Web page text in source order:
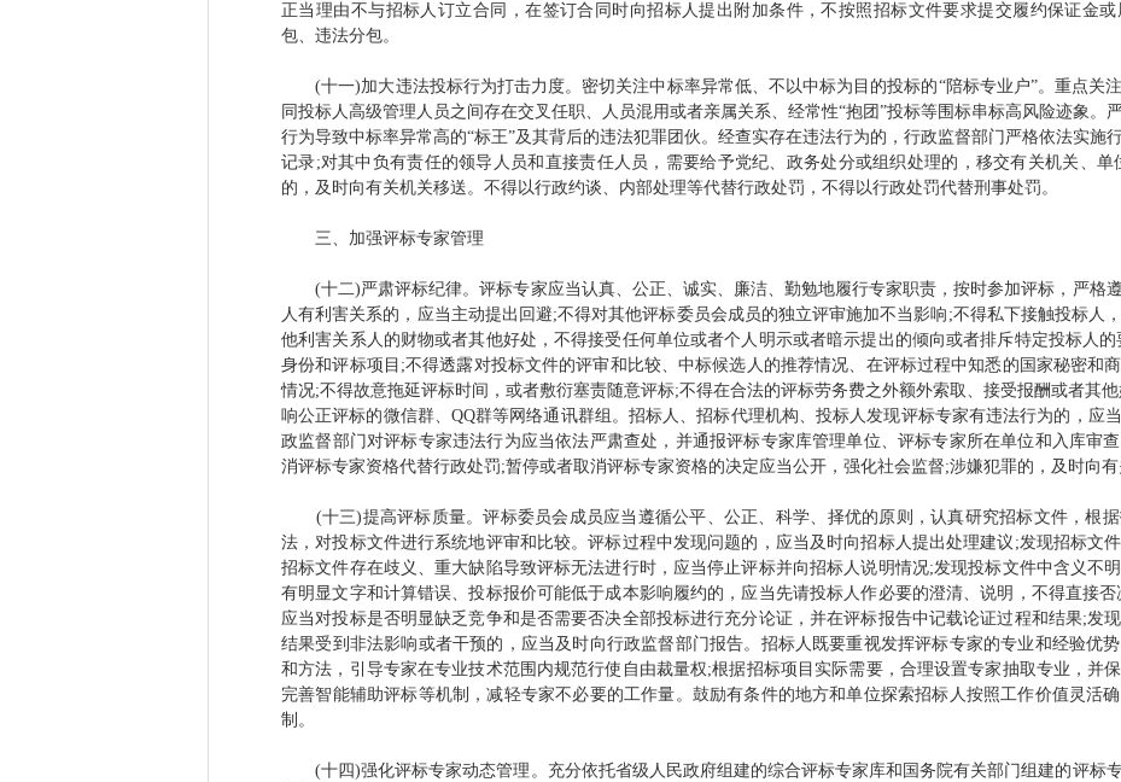
正当理由不与招标人订立合同，在签订合同时向招标人提出附加条件，不按照招标文件要求提交履约保证金
包、违法分包。
(十一)加大违法投标行为打击力度。密切关注中标率异常低、不以中标为目的投标的“陪标专业户”。重点关
同投标人高级管理人员之间存在交叉任职、人员混用或者亲属关系、经常性“抱团”投标等围标串标高风险迹象。
行为导致中标率异常高的“标王”及其背后的违法犯罪团伙。经查实存在违法行为的，行政监督部门严格依法实施
记录;对其中负有责任的领导人员和直接责任人员，需要给予党纪、政务处分或组织处理的，移交有关机关、
的，及时向有关机关移送。不得以行政约谈、内部处理等代替行政处罚，不得以行政处罚代替刑事处罚。
三、加强评标专家管理
(十二)严肃评标纪律。评标专家应当认真、公正、诚实、廉洁、勤勉地履行专家职责，按时参加评标，严格
人有利害关系的，应当主动提出回避;不得对其他评标委员会成员的独立评审施加不当影响;不得私下接触投标人
他利害关系人的财物或者其他好处，不得接受任何单位或者个人明示或者暗示提出的倾向或者排斥特定投标人
身份和评标项目;不得透露对投标文件的评审和比较、中标候选人的推荐情况、在评标过程中知悉的国家秘密和
情况;不得故意拖延评标时间，或者敷衍塞责随意评标;不得在合法的评标劳务费之外额外索取、接受报酬或者其
响公正评标的微信群、QQ群等网络通讯群组。招标人、招标代理机构、投标人发现评标专家有违法行为的，应
政监督部门对评标专家违法行为应当依法严肃查处，并通报评标专家库管理单位、评标专家所在单位和入库审
消评标专家资格代替行政处罚;暂停或者取消评标专家资格的决定应当公开，强化社会监督;涉嫌犯罪的，及时向有
(十三)提高评标质量。评标委员会成员应当遵循公平、公正、科学、择优的原则，认真研究招标文件，根
法，对投标文件进行系统地评审和比较。评标过程中发现问题的，应当及时向招标人提出处理建议;发现招标文
招标文件存在歧义、重大缺陷导致评标无法进行时，应当停止评标并向招标人说明情况;发现投标文件中含义不
有明显文字和计算错误、投标报价可能低于成本影响履约的，应当先请投标人作必要的澄清、说明，不得直接否
应当对投标是否明显缺乏竞争和是否需要否决全部投标进行充分论证，并在评标报告中记载论证过程和结果;发
结果受到非法影响或者干预的，应当及时向行政监督部门报告。招标人既要重视发挥评标专家的专业和经验优
和方法，引导专家在专业技术范围内规范行使自由裁量权;根据招标项目实际需要，合理设置专家抽取专业，并
完善智能辅助评标等机制，减轻专家不必要的工作量。鼓励有条件的地方和单位探索招标人按照工作价值灵活
制。
(十四)强化评标专家动态管理。充分依托省级人民政府组建的综合评标专家库和国务院有关部门组建的评标